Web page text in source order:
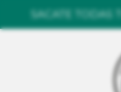
SACATE TODAS